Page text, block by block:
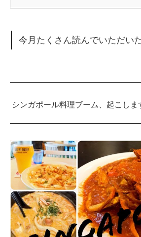
今月たくさん読んでいただい
シンガポール料理ブーム、起こしま